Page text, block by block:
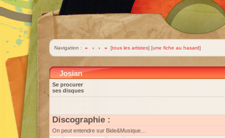
Navigation : « ‹ › » [tous les artistes] [une fiche au hasard]
Josian
Se procurer
ses disques
Discographie :
On peut entendre sur Bide&Musique…